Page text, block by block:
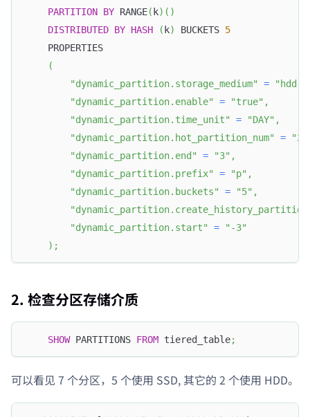
PARTITION BY RANGE(k) ( )
DISTRIBUTED BY HASH (k) BUCKETS 5
    PROPERTIES
(
"dynamic_partition.storage_medium"
= "hdd"
"dynamic_partition.enable"
= "true" ,
"dynamic_partition.time_unit"
= "DAY" ,
"dynamic_partition.hot_partition_num"
= "2"
"dynamic_partition.end"
= "3" ,
"dynamic_partition.prefix"
= "p" ,
"dynamic_partition.buckets"
= "5" ,
"dynamic_partition.start"
=
"-3"
) ;
2. 检查分区存储介质
SHOW PARTITIONS FROM tiered_table;
可以看见 7 个分区，5 个使用 SSD, 其它的 2 个使用 HDD。